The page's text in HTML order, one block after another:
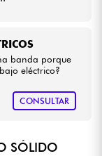
banda porque
eléctrico?
CONSULTAR
SÓLIDO